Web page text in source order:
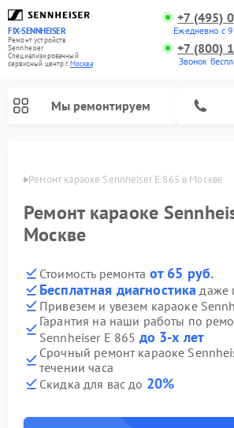
FIX-SENNHEISER
Ремонт устройств
Sennheiser
Специализированный
cервисный центр г.Москва
+7 (495)
Ежедневно с
+7 (800)
Звонок
Мы ремонтируем
Ремонт караоке Sennheiser E 865 в Москве
Ремонт караоке
Москве
Стоимость ремонта от 65 руб.
Бесплатная диагностика даже
Привезем и увезем караоке
Гарантия на наши работы по
Sennheiser E 865 до 3-х лет
Срочный ремонт караоке
течении часа
Скидка для вас до 20%